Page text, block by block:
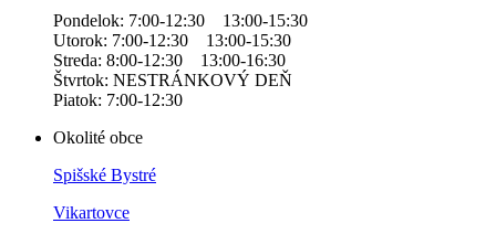
Pondelok: 7:00-12:30 13:00-15:30
Utorok: 7:00-12:30 13:00-15:30
Streda: 8:00-12:30 13:00-16:30
Štvrtok: NESTRÁNKOVÝ DEŇ
Piatok: 7:00-12:30
Okolité obce
Spišské Bystré
Vikartovce